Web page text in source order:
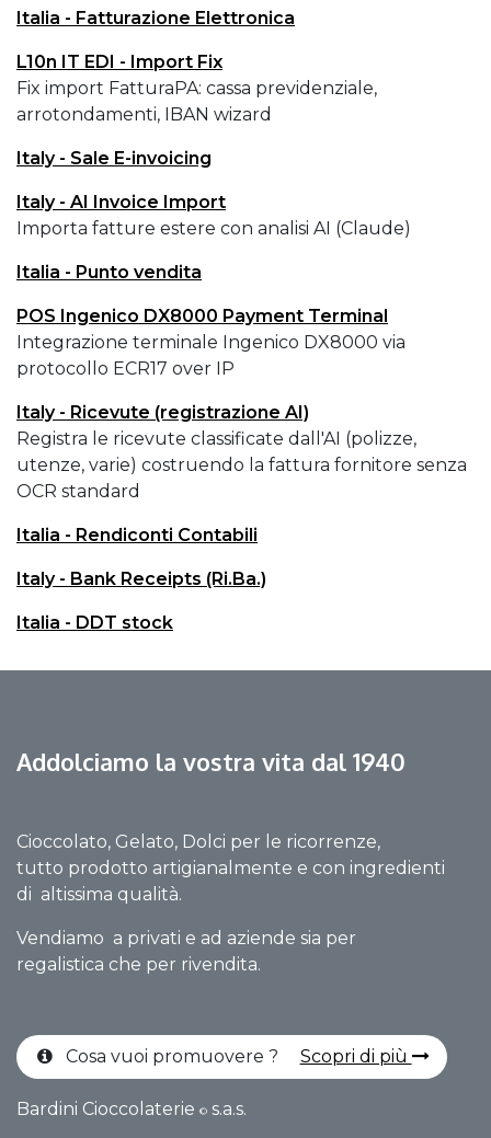
Italia - Fatturazione Elettronica
L10n IT EDI - Import Fix
Fix import FatturaPA: cassa previdenziale,
arrotondamenti, IBAN wizard
Italy - Sale E-invoicing
Italy - AI Invoice Import
Importa fatture estere con analisi AI (Claude)
Italia - Punto vendita
POS Ingenico DX8000 Payment Terminal
Integrazione terminale Ingenico DX8000 via
protocollo ECR17 over IP
Italy - Ricevute (registrazione AI)
Registra le ricevute classificate dall'AI (polizze,
utenze, varie) costruendo la fattura fornitore senza
OCR standard
Italia - Rendiconti Contabili
Italy - Bank Receipts (Ri.Ba.)
Italia - DDT stock
Addolciamo la vostra vita dal 1940
Cioccolato, Gelato, Dolci per le ricorrenze,
tutto prodotto artigianalmente e con ingredienti
di altissima qualità.
Vendiamo a privati e ad aziende sia per
regalistica che per rivendita.
Cosa vuoi promuovere ? Scopri di più
Bardini Cioccolaterie © s.a.s.